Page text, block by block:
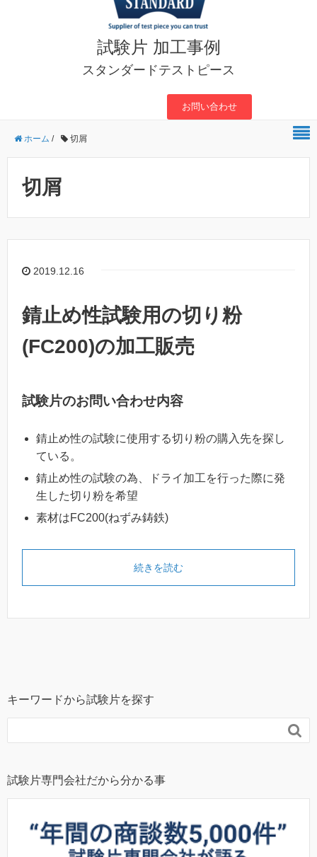
試験片 加工事例
スタンダードテストピース
お問い合わせ
ホーム / 切屑
切屑
2019.12.16
錆止め性試験用の切り粉
(FC200)の加工販売
試験片のお問い合わせ内容
錆止め性の試験に使用する切り粉の購入先を探し
ている。
錆止め性の試験の為、ドライ加工を行った際に発
生した切り粉を希望
素材はFC200(ねずみ鋳鉄)
続きを読む
キーワードから試験片を探す

試験片専門会社だから分かる事